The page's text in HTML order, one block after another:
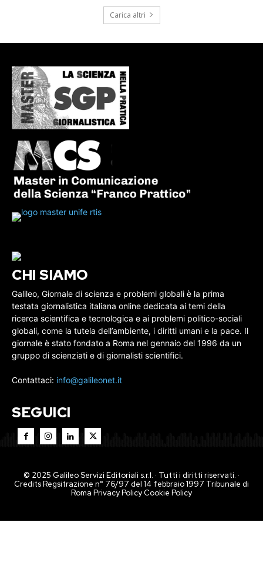
Carica altri
CHI SIAMO
Galileo, Giornale di scienza e problemi globali è la prima
testata giornalistica italiana online dedicata ai temi della
ricerca scientifica e tecnologica e ai problemi politico-sociali
globali, come la tutela dell’ambiente, i diritti umani e la pace. Il
giornale è stato fondato a Roma nel gennaio del 1996 da un
gruppo di scienziati e di giornalisti scientifici.
Contattaci: info@galileonet.it
SEGUICI
© 2025 Galileo Servizi Editoriali s.r.l. · Tutti i diritti riservati. ·
Credits Regsitrazione n° 76/97 del 14 febbraio 1997 Tribunale di
Roma Privacy PolicyCookie Policy